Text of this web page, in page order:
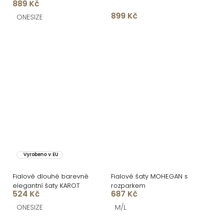
pro družičky
889 Kč
ONESIZE 899 Kč
Vyrobeno v EU
Fialové dlouhé barevné
elegantní šaty KAROT
524 Kč
ONESIZE
Fialové šaty MOHEGAN s
rozparkem
687 Kč
M/L